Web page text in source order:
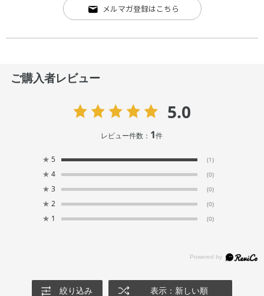
メルマガ登録はこちら
ご購入者レビュー
5.0
レビュー件数： 1件
★ 5 (1)
★ 4 (0)
★ 3 (0)
★ 2 (0)
★ 1 (0)
絞り込み 表示：新しい順